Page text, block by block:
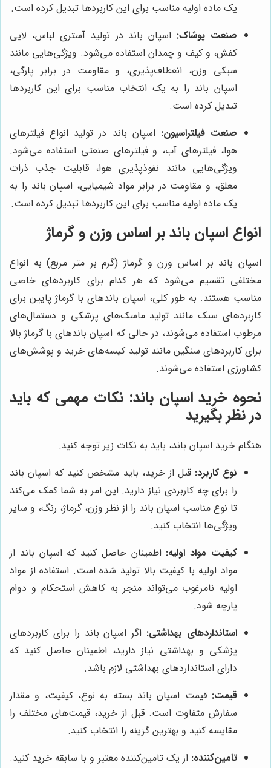
یک ماده اولیه مناسب برای این کاربردها تبدیل کرده است.
صنعت پوشاک: اسپان باند در تولید آستری لباس، لایی
کفش، و کیف و چمدان استفاده می‌شود. ویژگی‌هایی مانند
سبکی وزن، انعطاف‌پذیری، و مقاومت در برابر پارگی،
اسپان باند را به یک انتخاب مناسب برای این کاربردها
تبدیل کرده است.
صنعت فیلتراسیون: اسپان باند در تولید انواع فیلترهای
هوا، فیلترهای آب، و فیلترهای صنعتی استفاده می‌شود.
ویژگی‌هایی مانند نفوذپذیری هوا، قابلیت جذب ذرات
معلق، و مقاومت در برابر مواد شیمیایی، اسپان باند را به
یک ماده اولیه مناسب برای این کاربردها تبدیل کرده است.
انواع اسپان باند بر اساس وزن و گرماژ
اسپان باند بر اساس وزن و گرماژ (گرم بر متر مربع) به انواع
مختلفی تقسیم می‌شود که هر کدام برای کاربردهای خاصی
مناسب هستند. به طور کلی، اسپان باندهای با گرماژ پایین برای
کاربردهای سبک مانند تولید ماسک‌های پزشکی و دستمال‌های
مرطوب استفاده می‌شوند، در حالی که اسپان باندهای با گرماژ بالا
برای کاربردهای سنگین مانند تولید کیسه‌های خرید و پوشش‌های
کشاورزی استفاده می‌شوند.
نحوه خرید اسپان باند: نکات مهمی که باید
در نظر بگیرید
هنگام خرید اسپان باند، باید به نکات زیر توجه کنید:
نوع کاربرد: قبل از خرید، باید مشخص کنید که اسپان باند
را برای چه کاربردی نیاز دارید. این امر به شما کمک می‌کند
تا نوع مناسب اسپان باند را از نظر وزن، گرماژ، رنگ، و سایر
ویژگی‌ها انتخاب کنید.
کیفیت مواد اولیه: اطمینان حاصل کنید که اسپان باند از
مواد اولیه با کیفیت بالا تولید شده است. استفاده از مواد
اولیه نامرغوب می‌تواند منجر به کاهش استحکام و دوام
پارچه شود.
استانداردهای بهداشتی: اگر اسپان باند را برای کاربردهای
پزشکی و بهداشتی نیاز دارید، اطمینان حاصل کنید که
دارای استانداردهای بهداشتی لازم باشد.
قیمت: قیمت اسپان باند بسته به نوع، کیفیت، و مقدار
سفارش متفاوت است. قبل از خرید، قیمت‌های مختلف را
مقایسه کنید و بهترین گزینه را انتخاب کنید.
تامین‌کننده: از یک تامین‌کننده معتبر و با سابقه خرید کنید.